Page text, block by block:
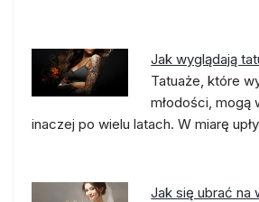
Jak wyglądają
Tatuaże, które
młodości, mogą
inaczej po wielu latach. W miarę
Jak się ubrać na